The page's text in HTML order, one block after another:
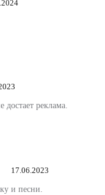
достает реклама.
17.06.2023
и песни.